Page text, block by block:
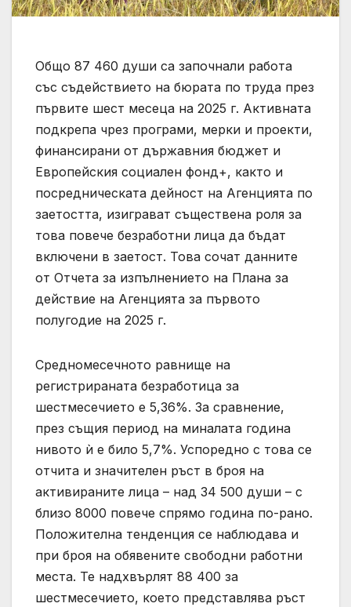
Общо 87 460 души са започнали работа
със съдействието на бюрата по труда през
първите шест месеца на 2025 г. Активната
подкрепа чрез програми, мерки и проекти,
финансирани от държавния бюджет и
Европейския социален фонд+, както и
посредническата дейност на Агенцията по
заетостта, изиграват съществена роля за
това повече безработни лица да бъдат
включени в заетост. Това сочат данните
от Отчета за изпълнението на Плана за
действие на Агенцията за първото
полугодие на 2025 г.
Средномесечното равнище на
регистрираната безработица за
шестмесечието е 5,36%. За сравнение,
през същия период на миналата година
нивото ѝ е било 5,7%. Успоредно с това се
отчита и значителен ръст в броя на
активираните лица – над 34 500 души – с
близо 8000 повече спрямо година по-рано.
Положителна тенденция се наблюдава и
при броя на обявените свободни работни
места. Те надхвърлят 88 400 за
шестмесечието, което представлява ръст